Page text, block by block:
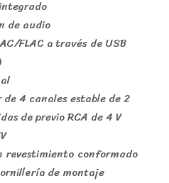
de audio
FLAC a través de USB
4 canales estable de 2
de previo RCA de 4 V
revestimiento conformado
de montaje